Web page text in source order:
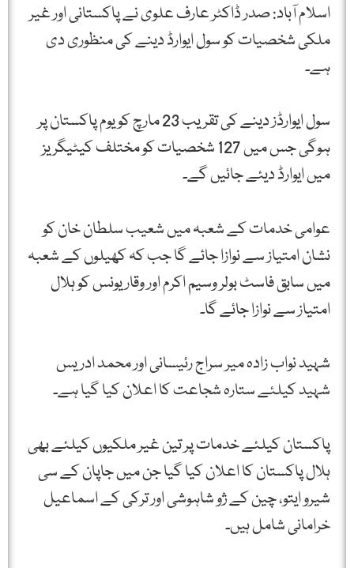
اسلام آباد: صدر ڈاکٹر عارف علوی نے پاکستانی اور غیر
ملکی شخصیات کو سول ایوارڈ دینے کی منظوری دی
ہے۔
سول ایوارڈز دینے کی تقریب 23 مارچ کو یوم پاکستان پر
ہوگی جس میں 127 شخصیات کو مختلف کیٹیگریز
میں ایوارڈ دیئے جائیں گے۔
عوامی خدمات کے شعبہ میں شعیب سلطان خان کو
نشان امتیاز سے نوازا جائے گا جب کہ کھیلوں کے شعبہ
میں سابق فاسٹ بولر وسیم اکرم اور وقار یونس کو ہلال
امتیاز سے نوازا جائے گا۔
شہید نواب زادہ میر سراج رئیسانی اور محمد ادریس
شہید کیلئے ستارہ شجاعت کا اعلان کیا گیا ہے۔
پاکستان کیلئے خدمات پر تین غیر ملکیوں کیلئے بھی
ہلال پاکستان کا اعلان کیا گیا جن میں جاپان کے سی
شیرو ایتو، چین کے ژو شاہوشی اور ترکی کے اسماعیل
خرامانی شامل ہیں۔